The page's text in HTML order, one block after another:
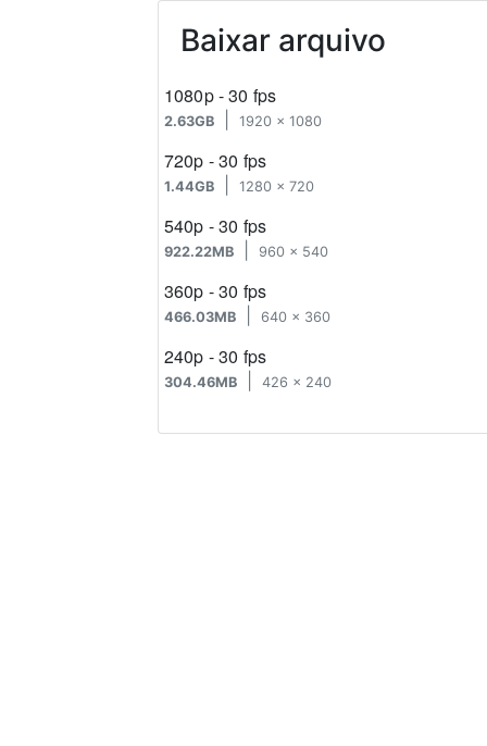
Baixar arquivo
1080p - 30 fps
2.63GB 1920 x 1080
720p - 30 fps
1.44GB 1280 x 720
540p - 30 fps
922.22MB 960 x 540
360p - 30 fps
466.03MB 640 x 360
240p - 30 fps
304.46MB 426 x 240